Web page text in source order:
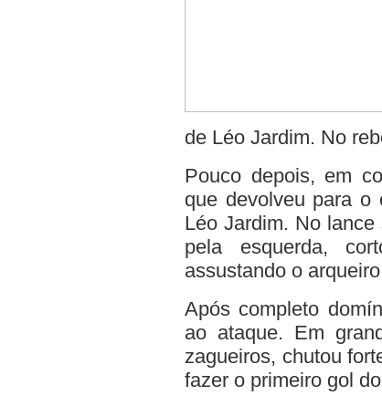
de Léo Jardim. No
Pouco depois, em
que devolveu para o
Léo Jardim. No
pela esquerda,
assustando o
Após completo
ao ataque. Em
zagueiros, chutou
fazer o primeiro gol